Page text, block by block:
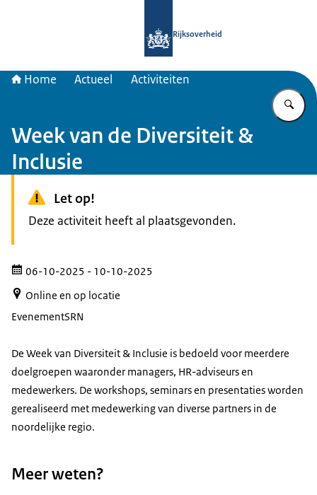
Rijksoverheid
Home Actueel Activiteiten
Week van de Diversiteit &
Inclusie
Let op!
Deze activiteit heeft al plaatsgevonden.
06-10-2025 - 10-10-2025
Online en op locatie
EvenementSRN
De Week van Diversiteit & Inclusie is bedoeld voor meerdere
doelgroepen waaronder managers, HR-adviseurs en
medewerkers. De workshops, seminars en presentaties worden
gerealiseerd met medewerking van diverse partners in de
noordelijke regio.
Meer weten?